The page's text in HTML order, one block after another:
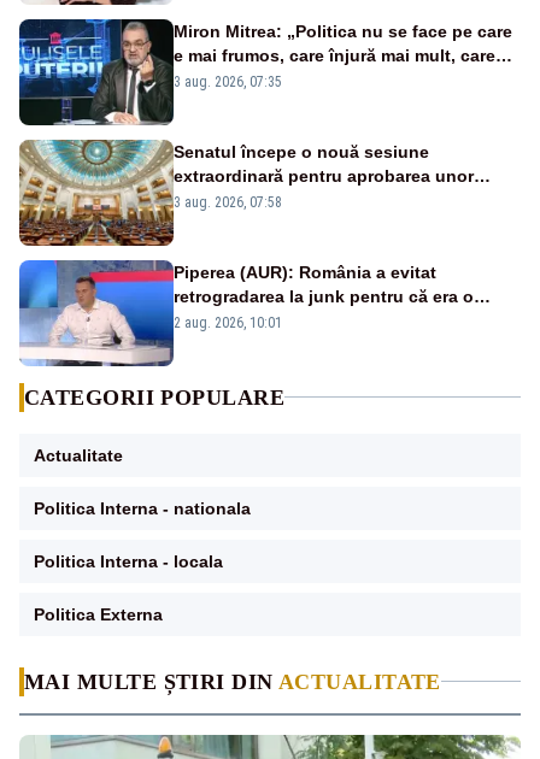
MAI MULTE ȘTIRI DIN ACTUALITATE
Miron Mitrea: „Politica nu se face pe care
e mai frumos, care înjură mai mult, care
țipă mai tare, ci pe proiecte”
3 aug. 2026, 07:35
Senatul începe o nouă sesiune
extraordinară pentru aprobarea unor
jaloane din PNRR
3 aug. 2026, 07:58
Piperea (AUR): România a evitat
retrogradarea la junk pentru că era o
catastrofă pentru bănci și fondurile de
2 aug. 2026, 10:01
CATEGORII POPULARE
Actualitate
Politica Interna - nationala
Politica Interna - locala
Politica Externa